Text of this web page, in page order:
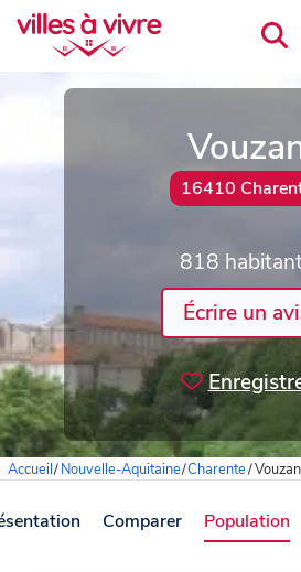
16410
818
Écrire un
Accueil/Nouvelle-Aquitaine/Charente/Vouzan
Comparer Population